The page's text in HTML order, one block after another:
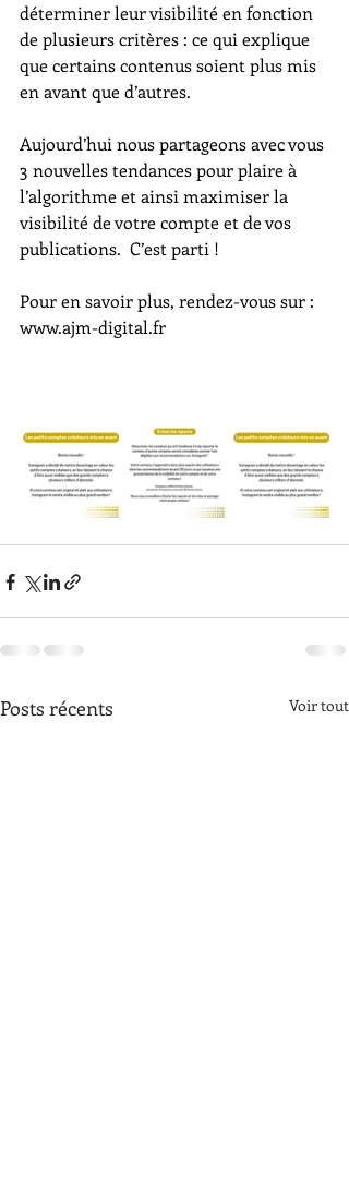
déterminer leur visibilité en fonction
de plusieurs critères : ce qui explique
que certains contenus soient plus mis
en avant que d’autres.
Aujourd’hui nous partageons avec vous
3 nouvelles tendances pour plaire à
l’algorithme et ainsi maximiser la
visibilité de votre compte et de vos
publications.  C’est parti !
Pour en savoir plus, rendez-vous sur :
www.ajm-digital.fr
Posts récents Voir tout